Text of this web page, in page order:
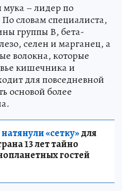
мука – лидер по
словам специалиста,
группы В, бета-
селен и марганец, а
волокна, которые
кишечника и
для повседневной
основой более
«сетку»для
13 лет тайно
гостей